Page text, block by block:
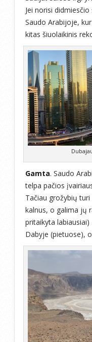
Jei norisi
Saudo Arabijoje,
kitas šiuolaikinis
Gamta. Saudo
telpa pačios
Tačiau grožybių
kalnus, o galima jų
pritaikyta labiausiai)
Dabyje (pietuose),